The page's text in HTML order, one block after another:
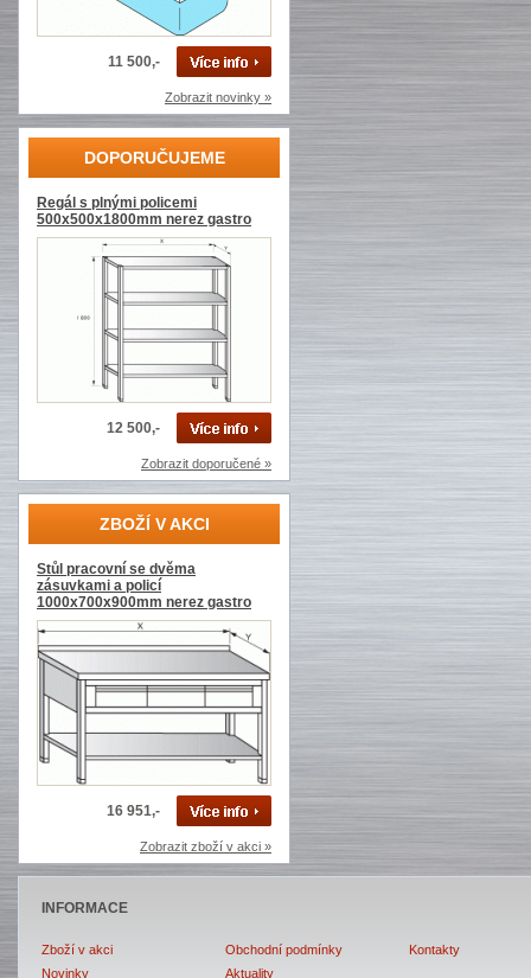
11 500,-
Zobrazit novinky »
DOPORUČUJEME
Regál s plnými policemi
500x500x1800mm nerez gastro
12 500,-
Zobrazit doporučené »
ZBOŽÍ V AKCI
Stůl pracovní se dvěma
zásuvkami a policí
1000x700x900mm nerez gastro
16 951,-
Zobrazit zboží v akci »
INFORMACE
Zboží v akci
Novinky
Obchodní podmínky
Aktuality
Kontakty